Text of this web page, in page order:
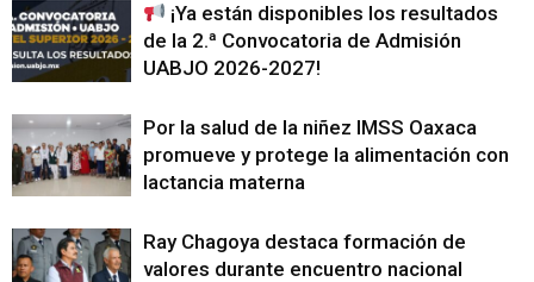
¡Ya están disponibles los resultados
de la 2.ª Convocatoria de Admisión
UABJO 2026-2027!
Por la salud de la niñez IMSS Oaxaca
promueve y protege la alimentación con
lactancia materna
Ray Chagoya destaca formación de
valores durante encuentro nacional